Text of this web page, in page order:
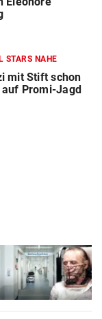
NAHE
mit Stift schon
Promi-Jagd